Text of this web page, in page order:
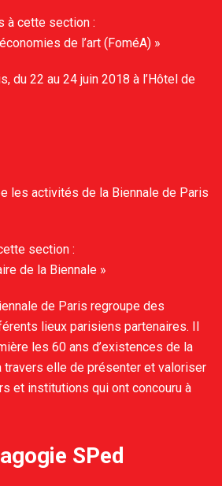
à cette section :
de l’art (FoméA) »
du 22 au 24 juin 2018 à l’Hôtel de
les activités de la Biennale de Paris
section :
de la Biennale »
de Paris regroupe des
lieux parisiens partenaires. Il
les 60 ans d’existences de la
travers elle de présenter et valoriser
et institutions qui ont concouru à
SPed